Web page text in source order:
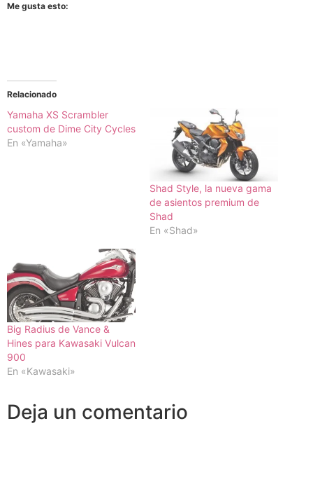
Me gusta esto:
Relacionado
Yamaha XS Scrambler
custom de Dime City Cycles
En «Yamaha»
Shad Style, la nueva gama
de asientos premium de
Shad
En «Shad»
Big Radius de Vance &
Hines para Kawasaki Vulcan
900
En «Kawasaki»
Deja un comentario